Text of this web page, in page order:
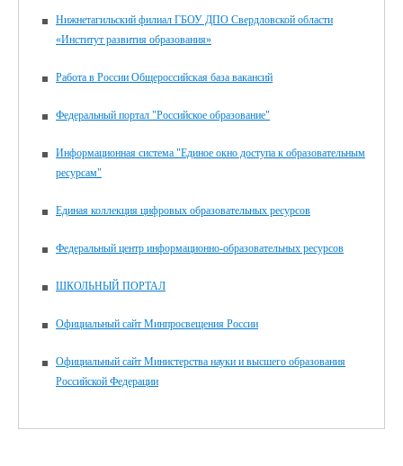
Нижнетагильский филиал ГБОУ ДПО Свердловской области
«Институт развития образования»
Работа в России Общероссийская база вакансий
Федеральный портал "Российское образование"
Информационная система "Единое окно доступа к образовательным
ресурсам"
Единая коллекция цифровых образовательных ресурсов
Федеральный центр информационно-образовательных ресурсов
ШКОЛЬНЫЙ ПОРТАЛ
Официальный сайт Минпросвещения России
Официальный сайт Министерства науки и высшего образования
Российской Федерации